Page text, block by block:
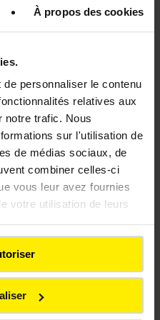
À propos des cookies
personnaliser le contenu
relatives aux
notre trafic. Nous
sur l'utilisation de
de médias sociaux, de
combiner celles-ci
vous leur avez fournies
votre utilisation de leurs
Les
avec desmesures
le cours d’eauet ses
des équipes à
et préservation
dans des contextes